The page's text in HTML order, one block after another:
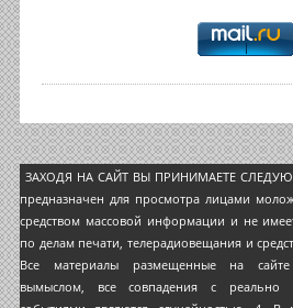
ЗАХОДЯ НА САЙТ ВЫ ПРИНИМАЕТЕ
предназначен для просмотра лицами
средством массовой информации и не
по делам печати, телерадиовещания и
Все материалы размещенные на сайте
вымыслом, все совпадения с